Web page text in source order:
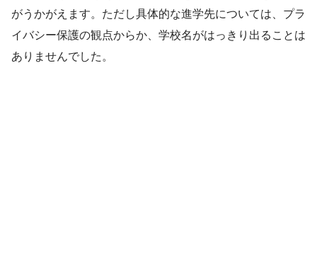
がうかがえます。ただし具体的な進学先については、プラ
イバシー保護の観点からか、学校名がはっきり出ることは
ありませんでした。